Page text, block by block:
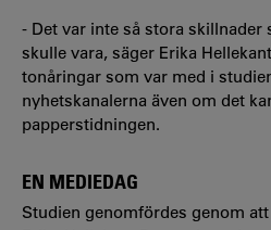
- Det var inte så stora skillnader
skulle vara, säger Erika
tonåringar som var med i
nyhetskanalerna även om det
papperstidningen.
EN MEDIEDAG
Studien genomfördes genom